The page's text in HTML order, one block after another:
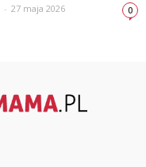
- 27 maja 2026 0